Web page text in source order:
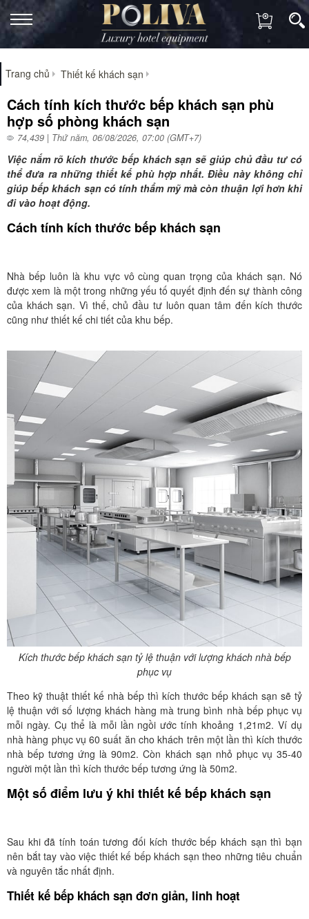
Trang chủ Thiết kế khách sạn
Cách tính kích thước bếp khách sạn phù
hợp số phòng khách sạn
74,439 | Thứ năm, 06/08/2026, 07:00 (GMT+7)
Việc nắm rõ kích thước bếp khách sạn sẽ giúp chủ đầu tư có
thể đưa ra những thiết kế phù hợp nhất. Điều này không chỉ
giúp bếp khách sạn có tính thẩm mỹ mà còn thuận lợi hơn khi
đi vào hoạt động.
Cách tính kích thước bếp khách sạn
Nhà bếp luôn là khu vực vô cùng quan trọng của khách sạn. Nó
được xem là một trong những yếu tố quyết định đến sự thành công
của khách sạn. Vì thế, chủ đầu tư luôn quan tâm đến kích thước
cũng như thiết kế chi tiết của khu bếp.
Kích thước bếp khách sạn tỷ lệ thuận với lượng khách nhà bếp
phục vụ
Theo kỹ thuật thiết kế nhà bếp thì kích thước bếp khách sạn sẽ tỷ
lệ thuận với số lượng khách hàng mà trung bình nhà bếp phục vụ
mỗi ngày. Cụ thể là mỗi lần ngồi ước tính khoảng 1,21m2. Ví dụ
nhà hàng phục vụ 60 suất ăn cho khách trên một lần thì kích thước
nhà bếp tương ứng là 90m2. Còn khách sạn nhỏ phục vụ 35-40
người một lần thì kích thước bếp tương ứng là 50m2.
Một số điểm lưu ý khi thiết kế bếp khách sạn
Sau khi đã tính toán tương đối kích thước bếp khách sạn thì bạn
nên bắt tay vào việc thiết kế bếp khách sạn theo những tiêu chuẩn
và nguyên tắc nhất định.
Thiết kế bếp khách sạn đơn giản, linh hoạt